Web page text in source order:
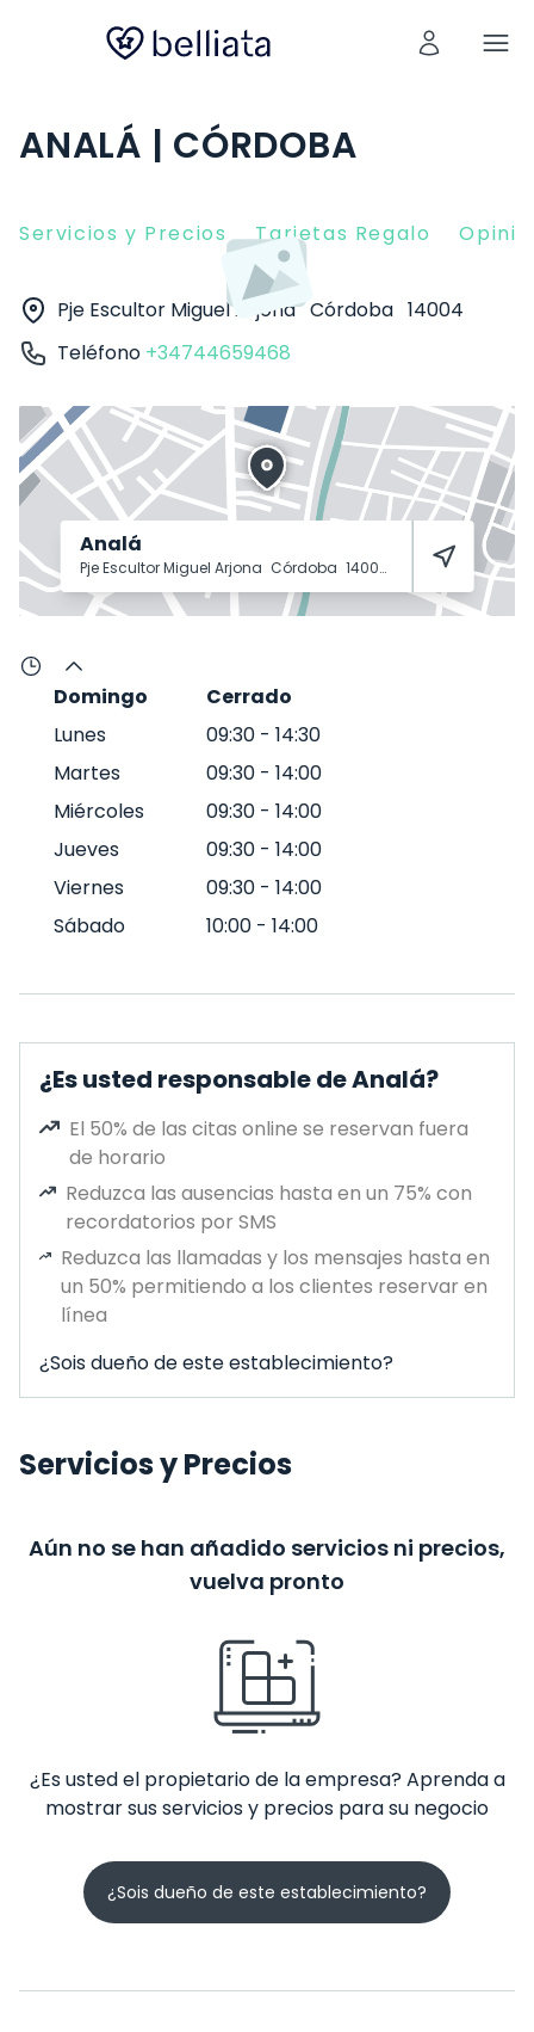
ANALÁ | CÓRDOBA
Servicios y Precios Tarjetas Regalo
Pje Escultor Miguel Arjona Córdoba 14004
Teléfono +34744659468
Analá
Pje Escultor Miguel Arjona Córdoba 14004
Domingo
Cerrado
Lunes
09:30 - 14:30
Martes
09:30 - 14:00
Miércoles
09:30 - 14:00
Jueves
09:30 - 14:00
Viernes
09:30 - 14:00
Sábado
10:00 - 14:00
¿Es usted responsable de Analá?
El 50% de las citas online se reservan fuera
de horario
Reduzca las ausencias hasta en un 75% con
recordatorios por SMS
Reduzca las llamadas y los mensajes hasta en
un 50% permitiendo a los clientes reservar en
línea
¿Sois dueño de este establecimiento?
Servicios y Precios
Aún no se han añadido servicios ni precios,
vuelva pronto
¿Es usted el propietario de la empresa? Aprenda a
mostrar sus servicios y precios para su negocio
¿Sois dueño de este establecimiento?